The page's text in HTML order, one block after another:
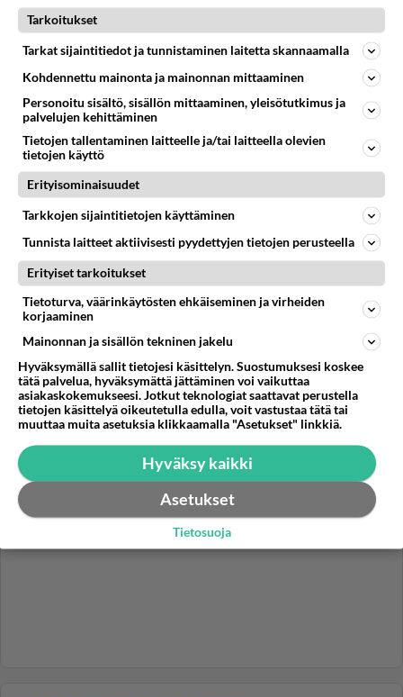
PIENIKOKOISTEN MUOTI JA PUKEUTUMINEN Vastattu 2v
Pitkä, lämmin talvitakki pienelle ja hoikalle
Olen noin 150cm pitkä, ja painan 40kg ja välillä alle.
Pelkään talven tuloa, koska en ole löytänyt mistään,
edes netin k...
18.10.2023 21:07 2 355 0
Vastattu 2v
Ylipolvensaappaat nuorella
Voiko 15-vuotias pukea ylipolvensaappaita? Olen siis
jo varmaan 14-vuotiaana niitä pitänyt tiukan mekon
kanssa laivalla ...
30.01.2024 15:39
Tarkoitukset
Tarkat sijaintitiedot ja tunnistaminen laitetta skannaamalla
Kohdennettu mainonta ja mainonnan mittaaminen
Personoitu sisältö, sisällön mittaaminen, yleisötutkimus ja
palvelujen kehittäminen
Tietojen tallentaminen laitteelle ja/tai laitteella olevien
tietojen käyttö
Erityisominaisuudet
Tarkkojen sijaintitietojen käyttäminen
Tunnista laitteet aktiivisesti pyydettyjen tietojen perusteella
Erityiset tarkoitukset
Tietoturva, väärinkäytösten ehkäiseminen ja virheiden
korjaaminen
Mainonnan ja sisällön tekninen jakelu
Hyväksymällä sallit tietojesi käsittelyn. Suostumuksesi koskee
tätä palvelua, hyväksymättä jättäminen voi vaikuttaa
asiakaskokemukseesi. Jotkut teknologiat saattavat perustella
tietojen käsittelyä oikeutetulla edulla, voit vastustaa tätä tai
muuttaa muita asetuksia klikkaamalla "Asetukset" linkkiä.
Hyväksy kaikki
Asetukset
Tietosuoja